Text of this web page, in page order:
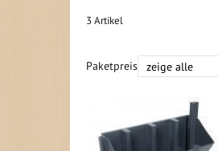
3 Artikel
Paketpreis